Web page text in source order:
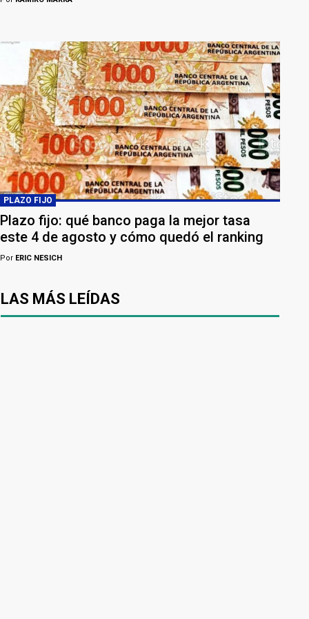
PLAZO FIJO
Plazo fijo: qué banco paga la mejor tasa
este 4 de agosto y cómo quedó el ranking
Por ERIC NESICH
LAS MÁS LEÍDAS